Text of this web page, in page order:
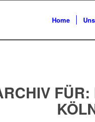
Home
FÜR: